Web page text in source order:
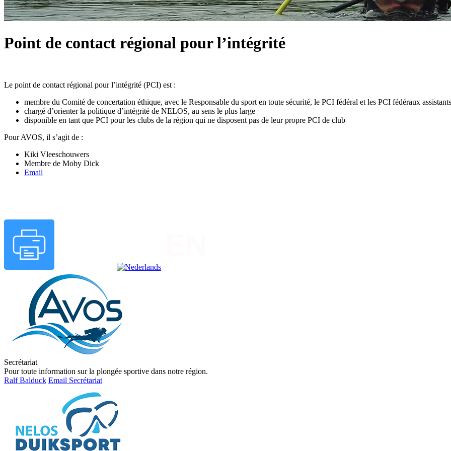
Point de contact régional pour l’intégrité
Le point de contact régional pour l’intégrité (PCI) est :
membre du Comité de concertation éthique, avec le Responsable du sport en toute sécurité, le PCI fédéral et les PCI fédéraux assistants
chargé d’orienter la politique d’intégrité de NELOS, au sens le plus large
disponible en tant que PCI pour les clubs de la région qui ne disposent pas de leur propre PCI de club
Pour AVOS, il s’agit de :
Kiki Vleeschouwers
Membre de Moby Dick
Email
Secrétariat
Pour toute information sur la plongée sportive dans notre région.
Ralf Balduck Email Secrétariat